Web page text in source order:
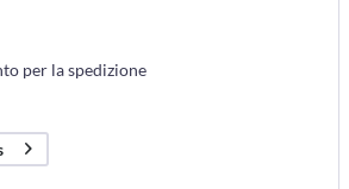
per la spedizione